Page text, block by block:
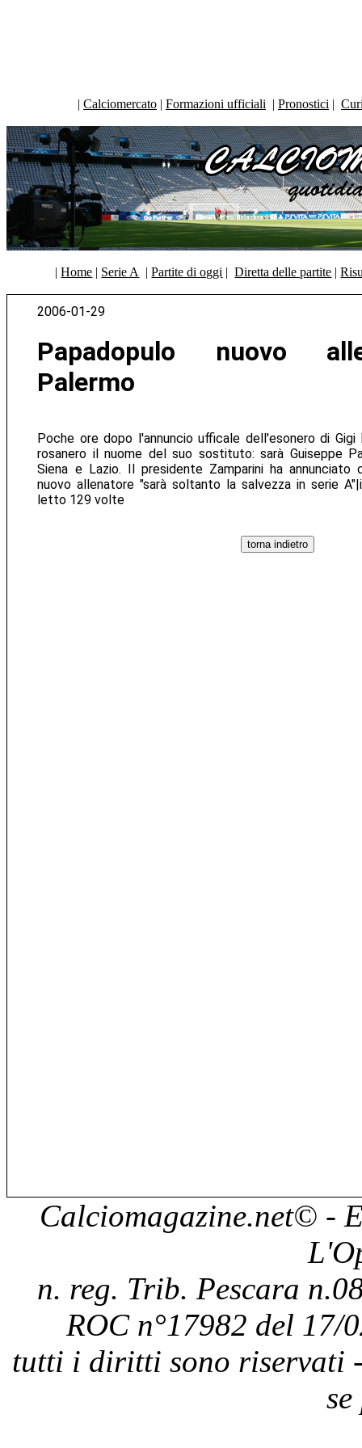
| Calciomercato | Formazioni ufficiali | Pronostici |
|Home | Serie A |Partite di oggi |Diretta delle partite |
2006-01-29
Papadopulo nuovo
Palermo
Poche ore dopo l'annuncio ufficale dell'esonero di Gigi
rosanero il nuome del suo sostituto: sarà Guiseppe
Siena e Lazio. Il presidente Zamparini ha
nuovo allenatore "sarà soltanto la salvezza in serie
letto 129 volte
Calciomagazine.net© -
n. reg. Trib. Pescara
ROC n°17982 del 17/
tutti i diritti sono riservati